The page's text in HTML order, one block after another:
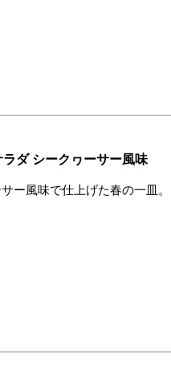
ラダ シークヮーサー風味
ー風味で仕上げた春の一皿。